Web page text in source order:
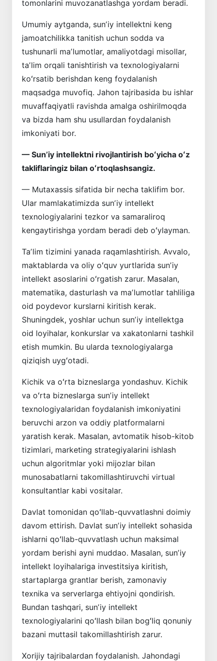
tomonlarini muvozanatlashga yordam beradi.
Umumiy aytganda, sunʼiy intellektni keng
jamoatchilikka tanitish uchun sodda va
tushunarli maʼlumotlar, amaliyotdagi misollar,
taʼlim orqali tanishtirish va texnologiyalarni
koʻrsatib berishdan keng foydalanish
maqsadga muvofiq. Jahon taj­ribasida bu ishlar
muvaffaqiyatli ravishda amalga oshirilmoqda
va bizda ham shu usullardan foydalanish
imkoniyati bor.
— Sunʼiy intellektni rivojlantirish boʻyicha oʻz
takliflaringiz bilan oʻrtoqlashsangiz.
— Mutaxassis sifatida bir necha taklifim bor.
Ular mamlakatimizda sunʼiy intellekt
texnologiyalarini tezkor va samaraliroq
kengaytirishga yordam beradi deb oʻylayman.
Taʼlim tizimini yanada raqamlashtirish. Avvalo,
maktablarda va oliy oʻquv yurtlarida sunʼiy
intellekt asoslarini oʻrgatish zarur. Masalan,
matematika, dasturlash va maʼlumotlar tahliliga
oid poydevor kurs­larni kiritish kerak.
Shuningdek, yoshlar uchun sunʼiy intellektga
oid loyihalar, konkurslar va xakatonlarni tashkil
etish mumkin. Bu ularda texnologiyalarga
qiziqish uygʻotadi.
Kichik va oʻrta bizneslarga yondashuv. Kichik
va oʻrta bizneslarga sunʼiy intellekt
texnologiyalaridan foydalanish imkoniyatini
beruvchi arzon va oddiy platformalarni
yaratish kerak. Masalan, avtomatik hisob-­kitob
tizimlari, marketing strategiyalarini ishlash
uchun algoritmlar yoki mijozlar bilan
munosabatlarni takomillashtiruvchi virtual
konsultantlar kabi vositalar.
Davlat tomonidan qoʻllab-quvvatlashni doimiy
davom ettirish. Davlat sunʼiy intellekt sohasida
ishlarni qoʻllab-quvvatlash uchun maksimal
yordam berishi ayni muddao. Masalan, sunʼiy
intellekt loyihalariga investitsiya kiritish,
startaplarga grantlar berish, zamonaviy
texnika va serverlarga ehtiyojni qondirish.
Bundan tashqari, sunʼiy intellekt
texnologiyalarini qoʻllash bilan bogʻliq qonuniy
bazani muttasil takomillashtirish zarur.
Xorijiy tajribalardan foydalanish. Jahondagi